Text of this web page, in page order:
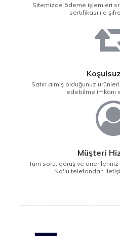
Sitemizde ödeme işlemleri
sertifikası ile
Satın almış olduğunuz
edebilme imkanı
Müşteri
Tüm soru, görüş ve
No'lu telefondan